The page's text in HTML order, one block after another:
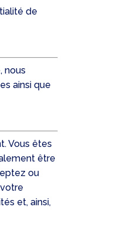
de
nous
ainsi que
Vous êtes
être
ou
et, ainsi,